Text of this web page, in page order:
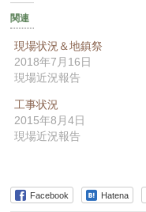
Twitter
共
(新
し
い
ウ
ィ
ド
ウ
で
開
き
ッ
ク
し
て
く
(新
し
い
ウ
で
開
(新
し
い
関連
現場状況＆地鎮祭
2018年7月16日
現場近況報告
工事状況
2015年8月4日
現場近況報告
Facebook Hatena